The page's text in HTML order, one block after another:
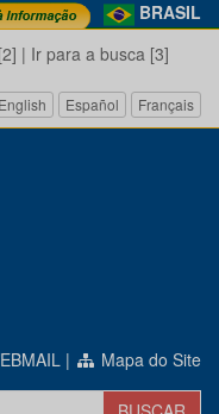
BRASIL
| Ir para a busca [3]
English Español Français
| Mapa do Site